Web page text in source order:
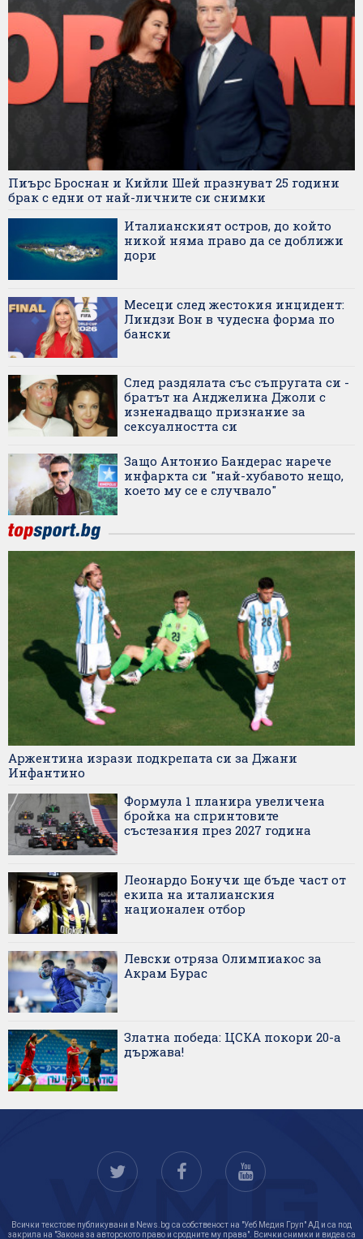
Пиърс Броснан и Кийли Шей празнуват 25 години
брак с едни от най-личните си снимки
Италианският остров, до който
никой няма право да се доближи
дори
Месеци след жестокия инцидент:
Линдзи Вон в чудесна форма по
бански
След раздялата със съпругата си -
братът на Анджелина Джоли с
изненадващо признание за
сексуалността си
Защо Антонио Бандерас нарече
инфаркта си "най-хубавото нещо,
което му се е случвало"
Аржентина изрази подкрепата си за Джани
Инфантино
Формула 1 планира увеличена
бройка на спринтовите
състезания през 2027 година
Леонардо Бонучи ще бъде част от
екипа на италианския
национален отбор
Левски отряза Олимпиакос за
Акрам Бурас
Златна победа: ЦСКА покори 20-а
държава!
Всички текстове публикувани в News.bg са собственост на "Уеб Медия Груп" АД и са под
закрила на "Закона за авторското право и сродните му права". Всички снимки и видеа са